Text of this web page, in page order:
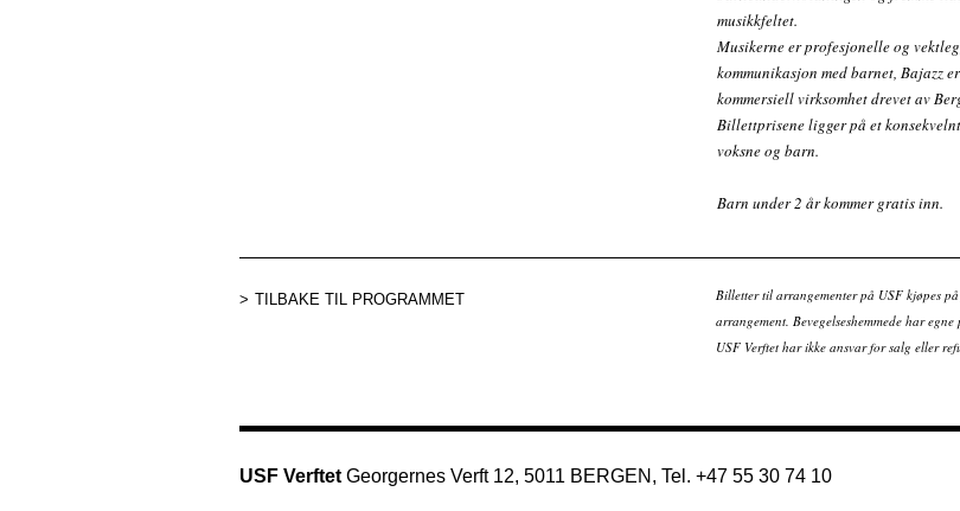
musikkfeltet.
Musikerne er profesjonelle og
kommunikasjon med barnet, Bajazz
kommersiell virksomhet drevet av
Billettprisene ligger på et
voksne og barn.
Barn under 2 år kommer gratis inn.
TILBAKE TIL PROGRAMMET
Billetter til arrangementer på USF kjøpes
arrangement. Bevegelseshemmede har
USF Verftet har ikke ansvar for salg eller
USF Verftet Georgernes Verft 12, 5011 BERGEN, Tel. +47 55 30 74 10